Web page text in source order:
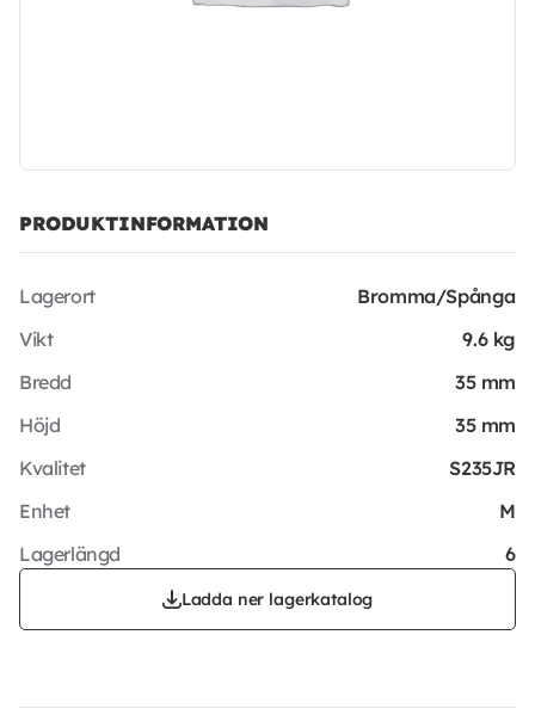
PRODUKTINFORMATION
Lagerort
Bromma/Spånga
Vikt
9.6 kg
Bredd
35 mm
Höjd
35 mm
Kvalitet
S235JR
Enhet
M
Lagerlängd
6
Ladda ner lagerkatalog